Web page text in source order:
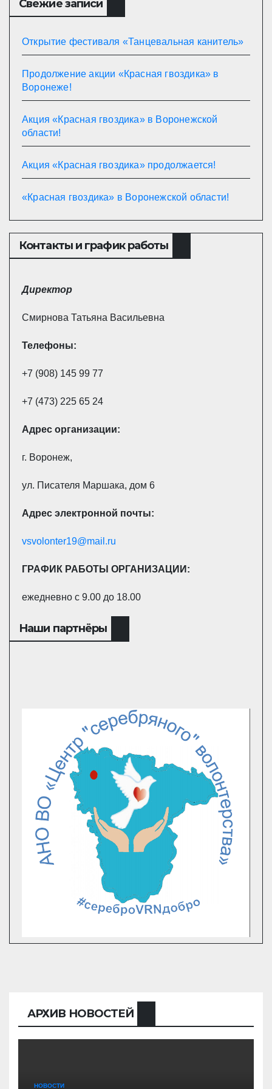
Свежие записи
Открытие фестиваля «Танцевальная канитель»
Продолжение акции «Красная гвоздика» в
Воронеже!
Акция «Красная гвоздика» в Воронежской
области!
Акция «Красная гвоздика» продолжается!
«Красная гвоздика» в Воронежской области!
Контакты и график работы
Директор
Смирнова Татьяна Васильевна
Телефоны:
+7 (908) 145 99 77
+7 (473) 225 65 24
Адрес организации:
г. Воронеж,
ул. Писателя Маршака, дом 6
Адрес электронной почты:
vsvolonter19@mail.ru
ГРАФИК РАБОТЫ ОРГАНИЗАЦИИ:
ежедневно с 9.00 до 18.00
Наши партнёры
АРХИВ НОВОСТЕЙ
НОВОСТИ